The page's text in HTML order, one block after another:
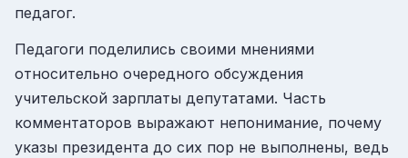
педагог.
Педагоги поделились своими мнениями
относительно очередного обсуждения
учительской зарплаты депутатами. Часть
комментаторов выражают непонимание, почему
указы президента до сих пор не выполнены, ведь